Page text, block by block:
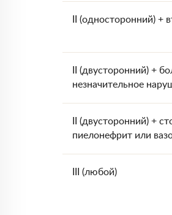
II (односторонний) +
II (двусторонний) +
незначительное
II (двусторонний) +
пиелонефрит или
III (любой)